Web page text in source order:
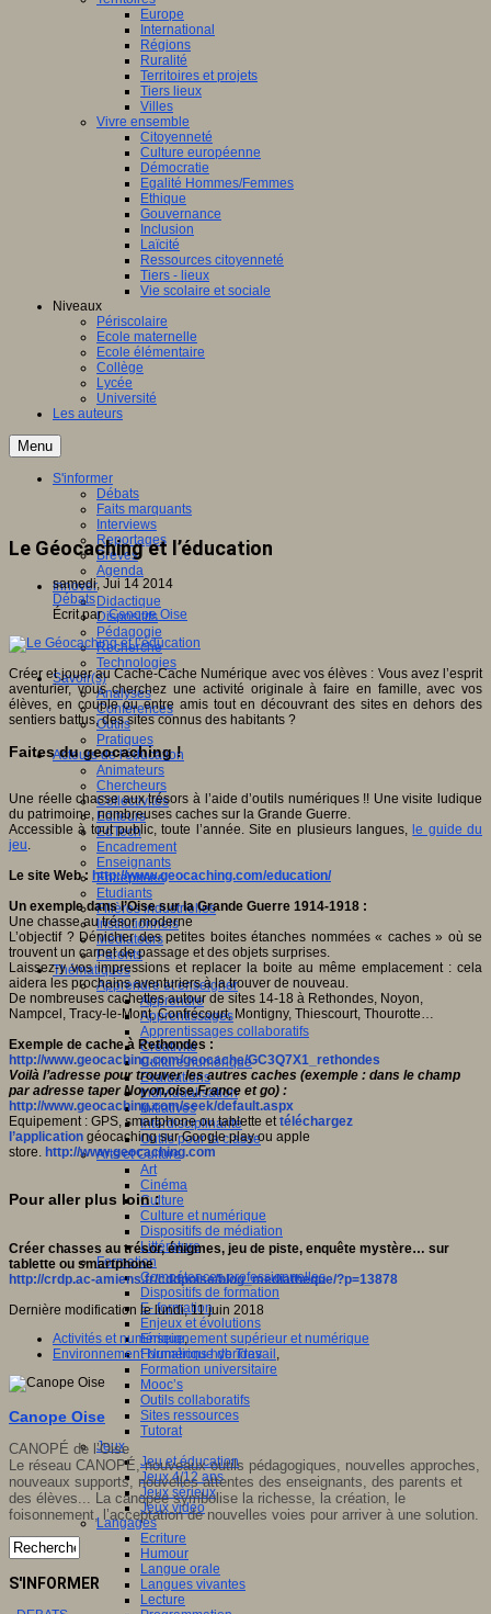
Europe
International
Régions
Ruralité
Territoires et projets
Tiers lieux
Villes
Vivre ensemble
Citoyenneté
Culture européenne
Démocratie
Egalité Hommes/Femmes
Ethique
Gouvernance
Inclusion
Laïcité
Ressources citoyenneté
Tiers - lieux
Vie scolaire et sociale
Niveaux
Périscolaire
Ecole maternelle
Ecole élémentaire
Collège
Lycée
Université
Les auteurs
Menu
S'informer
Débats
Faits marquants
Interviews
Reportages
Brèves
Agenda
Innover
Didactique
Dispositifs
Pédagogie
Recherche
Technologies
Savoir(s)
Analyses
Conférences
Outils
Pratiques
Acteurs de l'éducation
Animateurs
Chercheurs
Collectivités
Editeurs
EdTech
Encadrement
Enseignants
Entreprises
Etudiants
Filières industrielles
Institutionnels
Médiateurs
Parents
Thématiques
Apprendre et enseigner
Apprendre
Apprentissages
Apprentissages collaboratifs
Créativité
Culture numérique
Evaluations
Individualisation
Initiatives
Interdisciplinarité
Outils pour la classe
Arts et Culture
Art
Cinéma
Culture
Culture et numérique
Dispositifs de médiation
Littérature
Formation
Compétences professionnelles
Dispositifs de formation
E- formation
Enjeux et évolutions
Enseignement supérieur et numérique
Formations hybrides
Formation universitaire
Mooc’s
Outils collaboratifs
Sites ressources
Tutorat
Jeux
Jeu et éducation
Jeux 4/12 ans
Jeux sérieux
Jeux vidéo
Langages
Ecriture
Humour
Langue orale
Langues vivantes
Lecture
Le Géocaching et l’éducation
samedi, Jui 14 2014
Débats
Écrit parCanope Oise
Créer et jouer au Cache-Cache Numérique avec vos élèves : Vous avez l’esprit
aventurier, vous cherchez une activité originale à faire en famille, avec vos
élèves, en couple ou entre amis tout en découvrant des sites en dehors des
sentiers battus, des sites connus des habitants ?
Faites du geocaching !
Une réelle chasse aux trésors à l’aide d’outils numériques !! Une visite ludique
du patrimoine, nombreuses caches sur la Grande Guerre.
Accessible à tout public, toute l’année. Site en plusieurs langues, le guide du
jeu.
Le site Web: http://www.geocaching.com/education/
Un exemple dans l’Oise sur la Grande Guerre 1914-1918 :
Une chasse au trésor moderne
L’objectif ? Dénicher des petites boites étanches nommées « caches » où se
trouvent un carnet de passage et des objets surprises.
Laissez-y vos impressions et replacer la boite au même emplacement : cela
aidera les prochains aventuriers à la trouver de nouveau.
De nombreuses cachettes autour de sites 14-18 à Rethondes, Noyon,
Nampcel, Tracy-le-Mont, Confrécourt, Montigny, Thiescourt, Thourotte…
Exemple de cache à Rethondes :
http://www.geocaching.com/geocache/GC3Q7X1_rethondes
Voilà l’adresse pour trouver les autres caches (exemple : dans le champ
par adresse taper Noyon,oise,France et go) :
http://www.geocaching.com/seek/default.aspx
Equipement : GPS, smartphone ou tablette ettéléchargez
l’application géocaching sur Google play ou apple
store. http://www.geocaching.com
Pour aller plus loin :
Créer chasses au trésor, énigmes, jeu de piste, enquête mystère… sur
tablette ou smartphone
http://crdp.ac-amiens.fr/cddpoise/blog_mediatheque/?p=13878
Dernière modification le lundi, 11 juin 2018
Activités et numérique,
Environnement Numérique de Travail ,
Canope Oise
CANOPÉ de l’Oise
Le réseau CANOPÉ, nouveaux outils pédagogiques, nouvelles approches,
nouveaux supports, nouvelles attentes des enseignants, des parents et
des élèves... La canopée symbolise la richesse, la création, le
foisonnement, l’acceptation de nouvelles voies pour arriver à une solution.
S'INFORMER